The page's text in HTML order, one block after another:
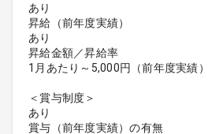
あり
昇給（前年度実績）
あり
昇給金額／昇給率
1月あたり～5,000円（前年度実績）
＜賞与制度＞
あり
賞与（前年度実績）の有無